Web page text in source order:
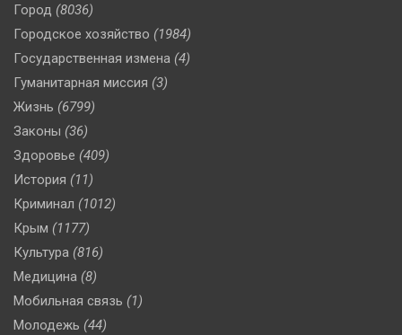
Город (8036)
Городское хозяйство (1984)
Государственная измена (4)
Гуманитарная миссия (3)
Жизнь (6799)
Законы (36)
Здоровье (409)
История (11)
Криминал (1012)
Крым (1177)
Культура (816)
Медицина (8)
Мобильная связь (1)
Молодежь (44)